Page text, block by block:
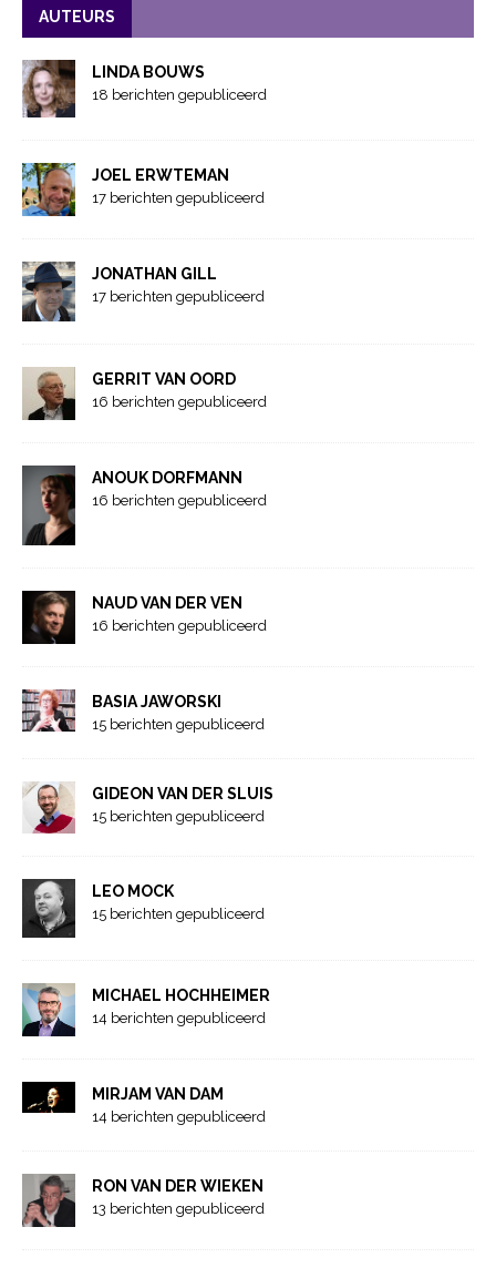
AUTEURS
LINDA BOUWS
18 berichten gepubliceerd
JOEL ERWTEMAN
17 berichten gepubliceerd
JONATHAN GILL
17 berichten gepubliceerd
GERRIT VAN OORD
16 berichten gepubliceerd
ANOUK DORFMANN
16 berichten gepubliceerd
NAUD VAN DER VEN
16 berichten gepubliceerd
BASIA JAWORSKI
15 berichten gepubliceerd
GIDEON VAN DER SLUIS
15 berichten gepubliceerd
LEO MOCK
15 berichten gepubliceerd
MICHAEL HOCHHEIMER
14 berichten gepubliceerd
MIRJAM VAN DAM
14 berichten gepubliceerd
RON VAN DER WIEKEN
13 berichten gepubliceerd